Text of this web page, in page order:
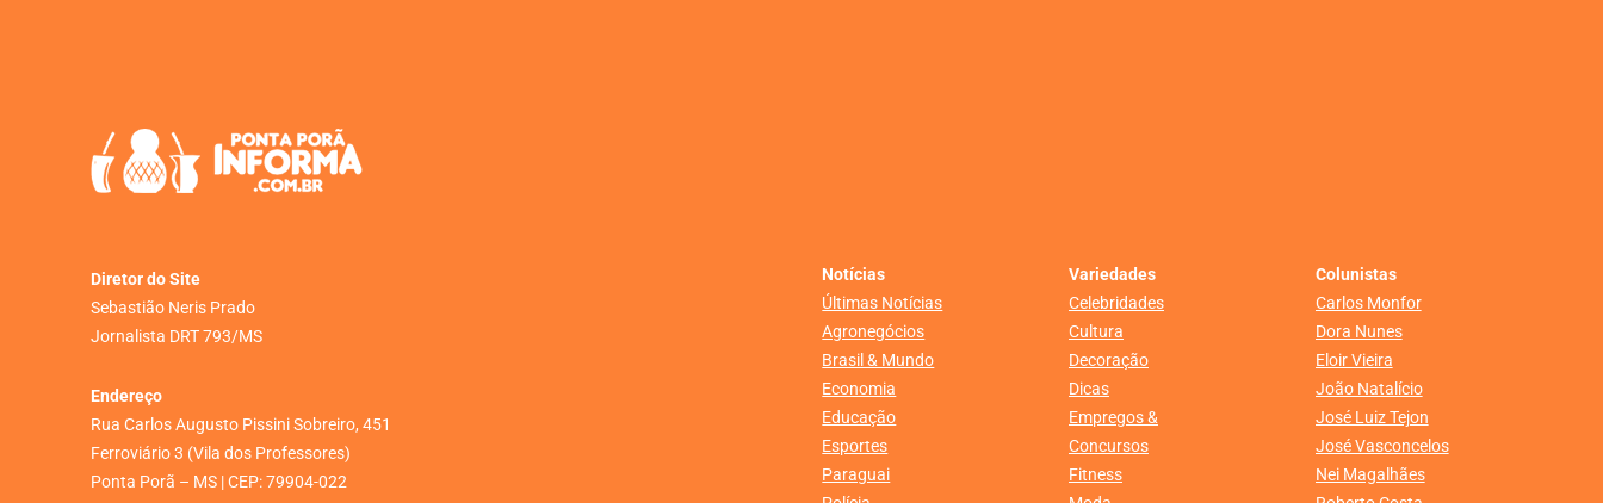
Diretor do Site
Sebastião Neris Prado
Jornalista DRT 793/MS
Endereço
Rua Carlos Augusto Pissini Sobreiro, 451
Ferroviário 3 (Vila dos Professores)
Ponta Porã – MS | CEP: 79904-022
Notícias
Últimas Notícias
Agronegócios
Brasil & Mundo
Economia
Educação
Esportes
Paraguai
Variedades
Celebridades
Cultura
Decoração
Dicas
Empregos &
Concursos
Fitness
Colunistas
Carlos Monfor
Dora Nunes
Eloir Vieira
João Natalício
José Luiz Tejon
José Vasconcelos
Nei Magalhães